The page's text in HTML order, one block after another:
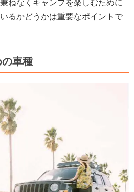
ねなくキャンプを楽しむために
るかどうかは重要なポイントで
車種